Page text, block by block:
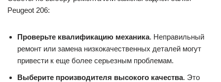
Peugeot 206:
Проверьте квалификацию механика. Неправильный
ремонт или замена низкокачественных деталей могут
привести к еще более серьезным проблемам.
Выберите производителя высокого качества. Это